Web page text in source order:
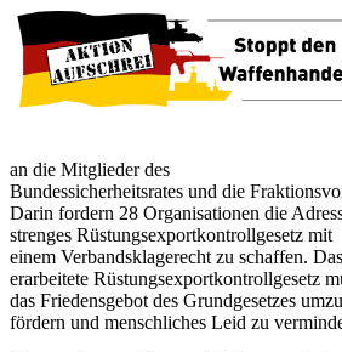
an die Mitglieder des
Bundessicherheitsrates und die
Darin fordern 28 Organisationen die
strenges Rüstungsexportkontrollgesetz mit
einem Verbandsklagerecht zu schaffen. Das
erarbeitete Rüstungsexportkontrollgesetz
das Friedensgebot des Grundgesetzes
fördern und menschliches Leid zu